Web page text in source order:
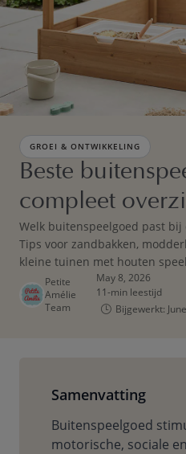
GROEI & ONTWIKKELING
Beste
compleet
Welk buitenspeelgoed past
Tips voor zandbakken,
kleine tuinen met houten
Petite
Amélie
Team
May 8, 2026
11-min leestijd
Bijgewerkt:
Samenvatting
Buitenspeelgoed
motorische, sociale